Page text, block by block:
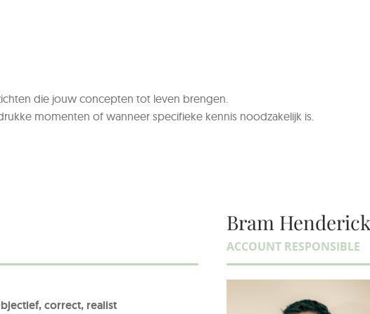
die jouw concepten tot leven brengen.
momenten of wanneer specifieke kennis noodzakelijk is.
correct, realist
Bram
ACCOUNT RESPONSIBLE